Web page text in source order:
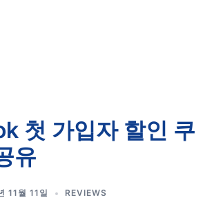
첫 가입자 할인 쿠
유
11월 11일 REVIEWS